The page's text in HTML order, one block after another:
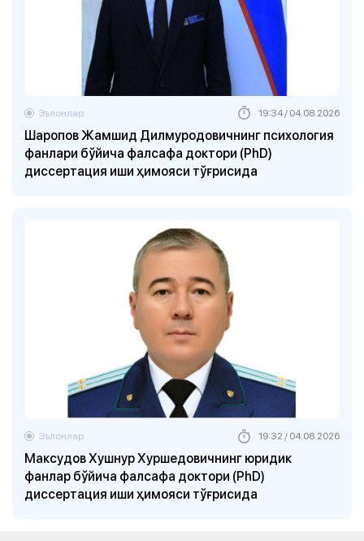
Шаропов Жамшид Дилмуродовичнинг психология
фанлари бўйича фалсафа доктори (PhD)
диссертация иши ҳимояси тўғрисида
Эълонлар 19:34 / 04.08.2026
Максудов Хушнур Хуршедовичнинг юридик
фанлар бўйича фалсафа доктори (PhD)
диссертация иши ҳимояси тўғрисида
Эълонлар 19:32 / 04.08.2026